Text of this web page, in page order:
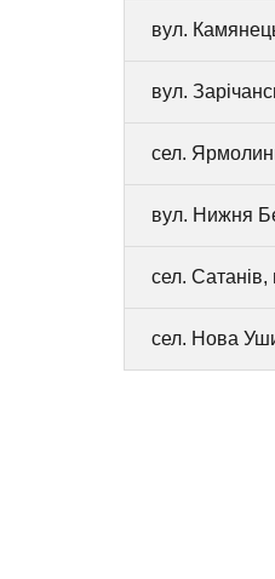
вул.
вул.
сел.
вул. Нижня
сел.
сел. Нова